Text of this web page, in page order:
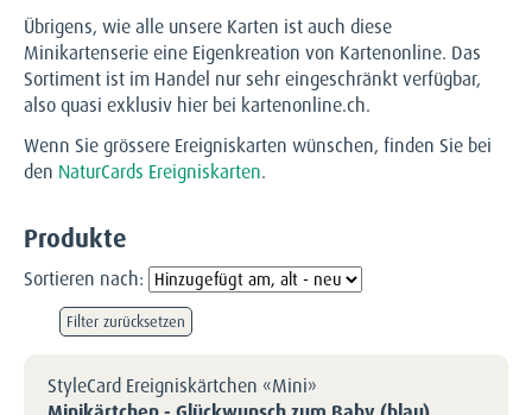
Übrigens, wie alle unsere Karten ist auch diese
Minikartenserie eine Eigenkreation von Kartenonline. Das
Sortiment ist im Handel nur sehr eingeschränkt verfügbar,
also quasi exklusiv hier bei kartenonline.ch.
Wenn Sie grössere Ereigniskarten wünschen, finden Sie bei
den NaturCards Ereigniskarten.
Produkte
Sortieren nach:
Filter zurücksetzen
StyleCard Ereigniskärtchen «Mini»